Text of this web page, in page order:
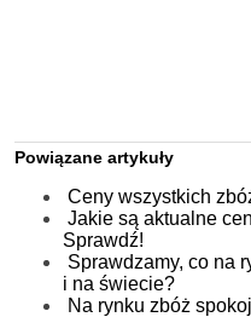
Powiązane artykuły
Ceny wszystkich
Jakie są aktualne
Sprawdź!
Sprawdzamy, co na
i na świecie?
Na rynku zbóż